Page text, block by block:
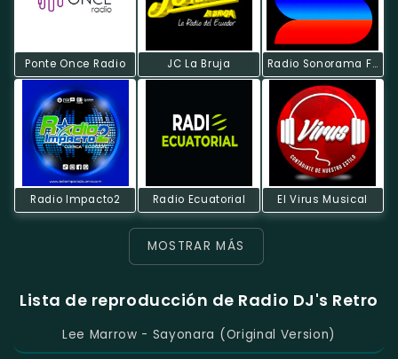
Ponte Once Radio JC La Bruja Radio Sonorama FM
Radio Impacto2 Radio Ecuatorial El Virus Musical
MOSTRAR MÁS
Lista de reproducción de Radio DJ's Retro
Lee Marrow - Sayonara (Original Version)